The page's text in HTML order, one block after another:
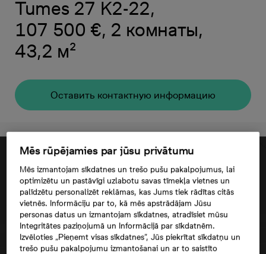
Tumes 27 K2-22,
107 500 €, 2 комнаты,
43,2 м²
Oставить контактную информацию
Mēs rūpējamies par jūsu privātumu
Mēs izmantojam sīkdatnes un trešo pušu pakalpojumus, lai
optimizētu un pastāvīgi uzlabotu savas tīmekļa vietnes un
palīdzētu personalizēt reklāmas, kas Jums tiek rādītas citās
vietnēs. Informāciju par to, kā mēs apstrādājam Jūsu
personas datus un izmantojam sīkdatnes, atradīsiet mūsu
Integritātes paziņojumā un Informācijā par sīkdatnēm.
Izvēloties „Pieņemt visas sīkdatnes”, Jūs piekrītat sīkdatņu un
trešo pušu pakalpojumu izmantošanai un ar to saistīto